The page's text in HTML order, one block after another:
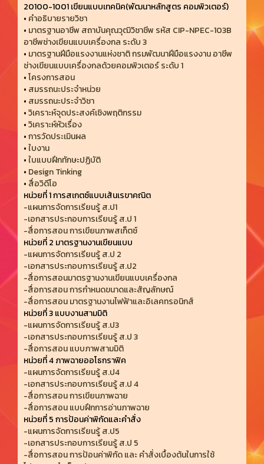
20100-1001 เขียนแบบเทคนิค(พัฒนาหลักสูตร คอมพิวเตอร์)
• คำอธิบายรายวิชา
• มาตรฐานอาชีพ สถาบันคุณวุฒิวิชาชีพ รหัส CIP-NPEC-103B
อาชีพช่างเขียนแบบเครื่องกล ระดับ 3
• มาตรฐานฝีมือแรงงานแห่งชาติ กรมพัฒนาฝีมือแรงงาน อาชีพ
ช่างเขียนแบบเครื่องกลด้วยคอมพิวเตอร์ ระดับ 1
•โครงการสอน
• สมรรถนะประจำหน่วย
• สมรรถนะประจำวิชา
•วิเคราะห์จุดประสงค์เชิงพฤติกรรม
•วิเคราะห์หัวเรื่อง
•การวัดประเมินผล
•ใบงาน
•ใบแบบฝึกทักษะปฏิบัติ
• Design Tinking
• สื่อวิดีโอ
หน่วยที่ 1 การสเกตซ์แบบเส้นเรขาคณิต
-แผนการจัดการเรียนรู้ ส.ป1
-เอกสารประกอบการเรียนรู้ ส.ป 1
-สื่อการสอน การเขียนภาพสเก็ตช์
หน่วยที่ 2 มาตรฐานงานเขียนแบบ
-แผนการจัดการเรียนรู้ ส.ป 2
-เอกสารประกอบการเรียนรู้ ส.ป2
-สื่อการสอนมาตรฐานงานเขียนแบบเครื่องกล
-สื่อการสอน การกำหนดขนาดและสัญลักษณ์
-สื่อการสอน มาตรฐานงานไฟฟ้าและอิเลคทรอนิกส์
หน่วยที่ 3 แบบงานสามมิติ
-แผนการจัดการเรียนรู้ ส.ป3
-เอกสารประกอบการเรียนรู้ ส.ป 3
-สื่อการสอน แบบภาพสามมิติ
หน่วยที่ 4 ภาพฉายออโธกราฟิค
-แผนการจัดการเรียนรู้ ส.ป4
-เอกสารประกอบการเรียนรู้ ส.ป 4
-สื่อการสอน การเขียนภาพฉาย
-สื่อการสอน แบบฝึกการอ่านภาพฉาย
หน่วยที่ 5 การป้อนค่าพิกัดและคำสั่ง
-แผนการจัดการเรียนรู้ ส.ป5
-เอกสารประกอบการเรียนรู้ ส.ป 5
-สื่อการสอน การป้อนค่าพิกัด และ คำสั่งเบื้องต้นในการใช้